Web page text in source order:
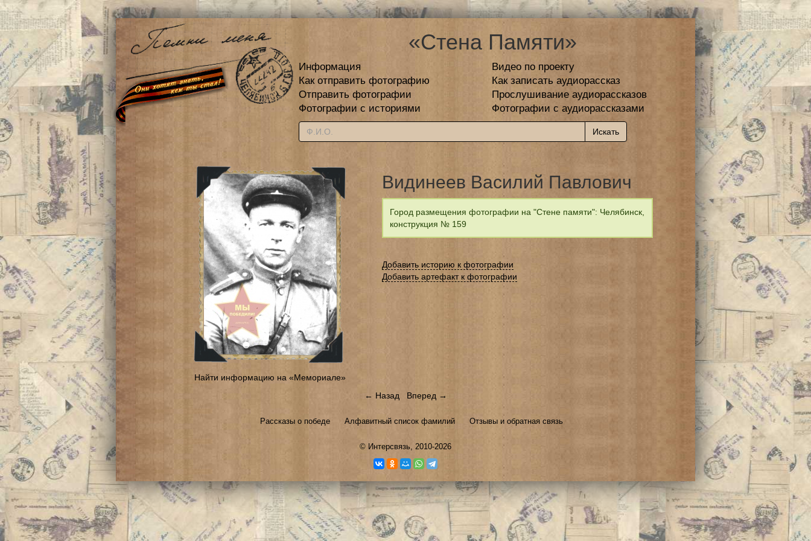
«Стена Памяти»
Информация
Видео по проекту
Как отправить фотографию
Как записать аудиорассказ
Отправить фотографии
Прослушивание аудиорассказов
Фотографии с историями
Фотографии с аудиорассказами
Найти информацию на «Мемориале»
Видинеев Василий Павлович
Город размещения фотографии на "Стене памяти": Челябинск,
конструкция № 159
Добавить историю к фотографии
Добавить артефакт к фотографии
← Назад Вперед →
Рассказы о победе Алфавитный список фамилий Отзывы и обратная связь
© Интерсвязь, 2010-2026